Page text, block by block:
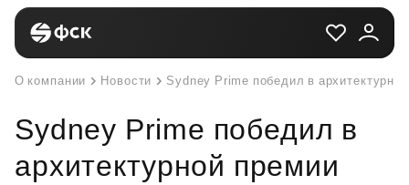
О компании Новости Sydney Prime победил в
Sydney Prime победил в
архитектурной премии